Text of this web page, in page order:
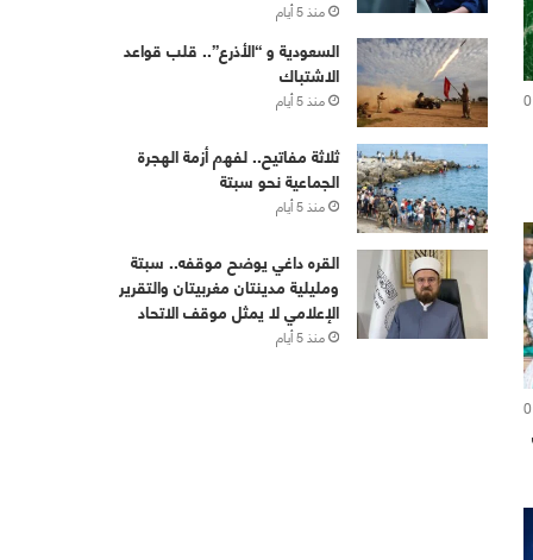
0
0
منذ 5 أيام
‏⁧‫السعودية‬⁩ و “الأذرع”.. قلب قواعد
الاشتباك
منذ 5 أيام
ثلاثة مفاتيح.. لفهم أزمة الهجرة
الجماعية نحو سبتة
منذ 5 أيام
القره داغي يوضح موقفه.. سبتة
ومليلية مدينتان مغربيتان والتقرير
الإعلامي لا يمثل موقف الاتحاد
منذ 5 أيام